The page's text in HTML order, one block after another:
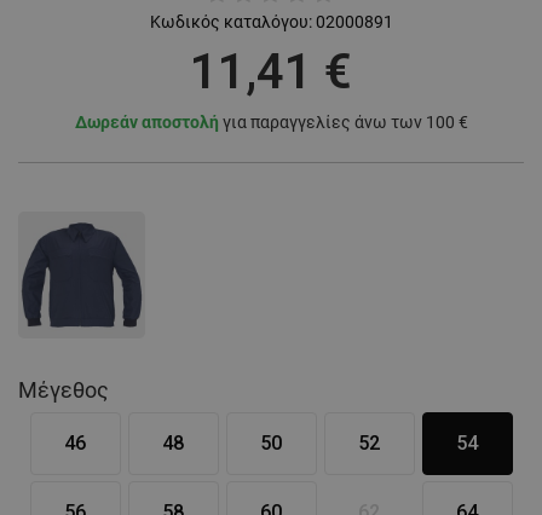
Κωδικός καταλόγου: 02000891
11,41 €
Δωρεάν αποστολή για παραγγελίες άνω των 100 €
Μέγεθος
46 48 50 52 54